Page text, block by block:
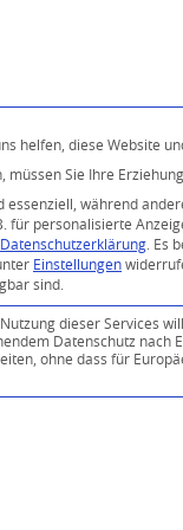
0
helfen, diese Website
Sie Ihre
während
für personalisierte
Datenschutzerklärung
Es
Einstellungen
sind.
dieser Services
Datenschutz nach
ohne dass für
erteilt